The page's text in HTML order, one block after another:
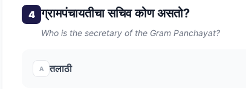
4 ग्रामपंचायतीचा सचिव कोण असतो?
Who is the secretary of the Gram Panchayat?
A तलाठी